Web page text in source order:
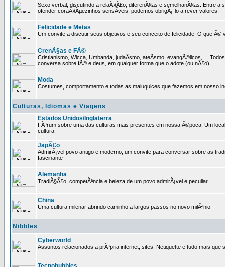
Sexo verbal, discutindo a relaÃ§Ã£o, diferenÃ§as e semelhanÃ§as. Entre a
ofender coraÃ§Ãµezinhos sensÃ­veis, podemos obrigÃ¡-lo a rever valores.
Felicidade e Metas
Um convite a discutir seus objetivos e seu conceito de felicidade. O que Ã©
CrenÃ§as e FÃ©
Cristianismo, Wicca, Umbanda, judaÃ­smo, ateÃ­smo, evangÃ©licos, ...
conversa sobre fÃ© e deus, em qualquer forma que o adote (ou nÃ£o).
Moda
Costumes, comportamento e todas as maluquices que fazemos em nosso
Culturas, Idiomas e Viagens
Estados Unidos/Inglaterra
FÃ³rum sobre uma das culturas mais presentes em nossa Ã©poca. Um
cultura.
JapÃ£o
AdmirÃ¡vel povo antigo e moderno, um convite para conversar sobre as
fascinante
Alemanha
TradiÃ§Ã£o, competÃªncia e beleza de um povo admirÃ¡vel e peculiar.
China
Uma cultura milenar abrindo caminho a largos passos no novo milÃªnio
Nibbles
Cyberworld
Assuntos relacionados a prÃ³pria internet, sites, Netiquette e tudo mais que